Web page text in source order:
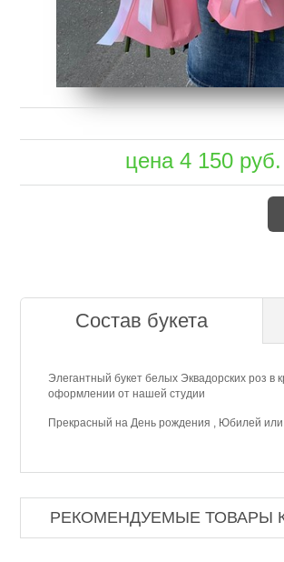
цена 4 150 руб.
Состав букета
Элегантный букет белых Эквадорских роз в
оформлении от нашей студии
Прекрасный на День рождения , Юбилей или
РЕКОМЕНДУЕМЫЕ ТОВАРЫ